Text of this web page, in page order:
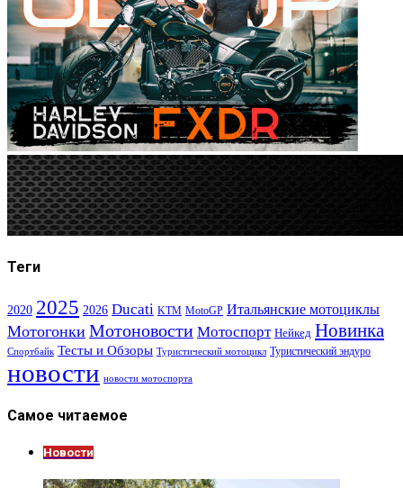
Теги
2020 2025 2026 Ducati KTM MotoGP Итальянские мотоциклы
Мотогонки Мотоновости Мотоспорт Нейкед Новинка
Спортбайк Тесты и Обзоры Туристический мотоцикл Туристический эндуро
новости новости мотоспорта
Самое читаемое
Новости